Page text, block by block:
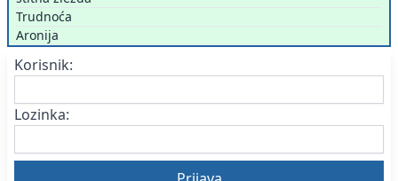
Trudnoća
Aronija
Korisnik:
Lozinka: